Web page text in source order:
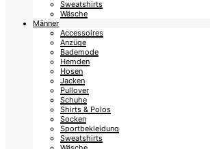
Sweatshirts
Wäsche
Männer
Accessoires
Anzüge
Bademode
Hemden
Hosen
Jacken
Pullover
Schuhe
Shirts & Polos
Socken
Sportbekleidung
Sweatshirts